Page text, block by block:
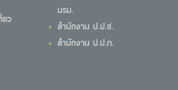
ว
มรม.
สำนักงาน ป.ป.ช.
สำนักงาน ป.ป.ท.